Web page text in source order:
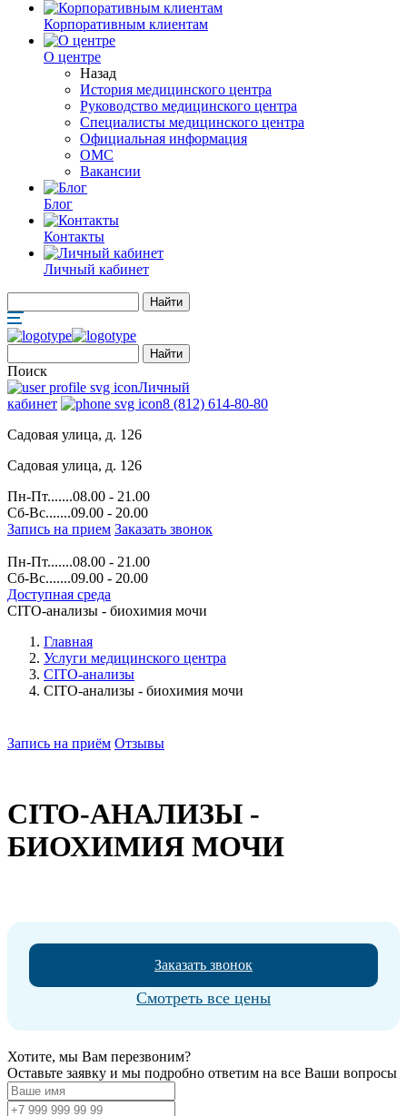
Корпоративным клиентам
О центре
Назад
История медицинского центра
Руководство медицинского центра
Специалисты медицинского центра
Официальная информация
ОМС
Вакансии
Блог
Контакты
Личный кабинет
Поиск
Личный
кабинет
8 (812) 614-80-80
Садовая улица, д. 126
Садовая улица, д. 126
Пн-Пт.......08.00 - 21.00
Сб-Вс.......09.00 - 20.00
Запись на прием Заказать звонок
Пн-Пт.......08.00 - 21.00
Сб-Вс.......09.00 - 20.00
Доступная среда
CITO-анализы - биохимия мочи
Главная
Услуги медицинского центра
CITO-анализы
CITO-анализы - биохимия мочи
CITO-АНАЛИЗЫ -
БИОХИМИЯ МОЧИ
Запись на приём Отзывы
Заказать звонок
Смотреть все цены
Хотите, мы Вам перезвоним?
Оставьте заявку и мы подробно ответим на все Ваши вопросы